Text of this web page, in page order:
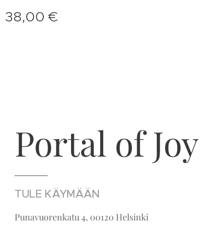
38,00 €
Portal of Joy
TULE KÄYMÄÄN
Punavuorenkatu 4, 00120 Helsinki